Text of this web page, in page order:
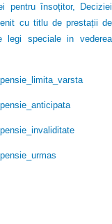
pentru însoțitor, Deciziei
cu titlu de prestații de
legi speciale in vederea